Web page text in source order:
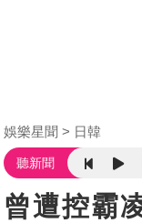
娛樂星聞 日韓
聽新聞
曾遭控霸